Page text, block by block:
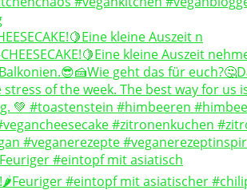
kleine Auszeit n
#eintopf mit asiatisch